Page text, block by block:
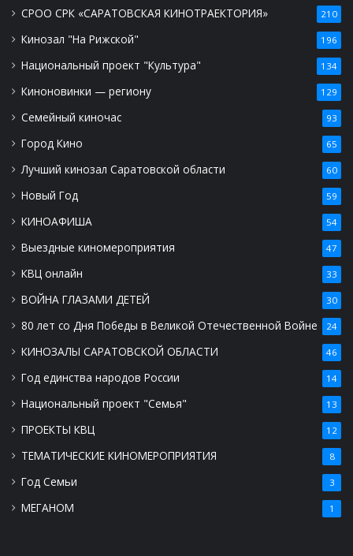
СРОО СРК «САРАТОВСКАЯ КИНОТРАЕКТОРИЯ» 210
Кинозал "На Рижской" 196
Национальный проект "Культура" 134
Киноновинки — региону 129
Семейный киночас 93
Город Кино 65
Лучший кинозал Саратовской области 60
Новый Год 59
КИНОАФИША 54
Выездные киномероприятия 47
КВЦ онлайн 33
ВОЙНА ГЛАЗАМИ ДЕТЕЙ 30
80 лет со Дня Победы в Великой Отечественной Войне 24
КИНОЗАЛЫ САРАТОВСКОЙ ОБЛАСТИ 46
Год единства народов России 14
Национальный проект "Семья" 13
ПРОЕКТЫ КВЦ 12
ТЕМАТИЧЕСКИЕ КИНОМЕРОПРИЯТИЯ 8
Год Семьи 3
МЕГАНОМ 1